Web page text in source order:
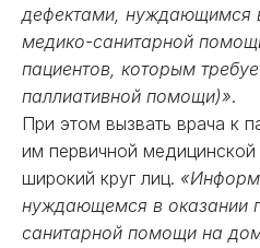
дефектами, нуждающимся
медико-санитарной
пациентов, которым
паллиативной помощи)».
При этом вызвать врача к
им первичной
широкий круг лиц.
нуждающемся в оказании
санитарной помощи на